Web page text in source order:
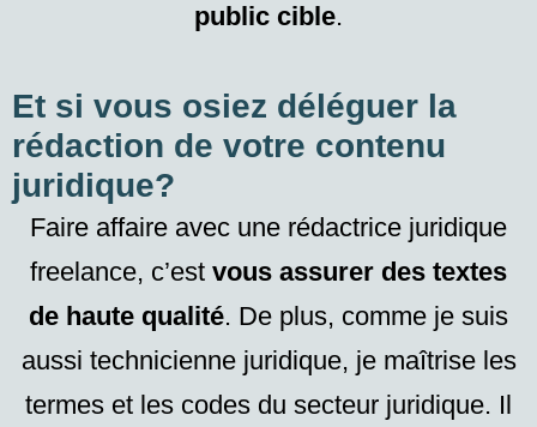
public cible.
Et si vous osiez déléguer la
rédaction de votre contenu
juridique?
Faire affaire avec une rédactrice juridique
freelance, c’est vous assurer des textes
de haute qualité. De plus, comme je suis
aussi technicienne juridique, je maîtrise les
termes et les codes du secteur juridique. Il